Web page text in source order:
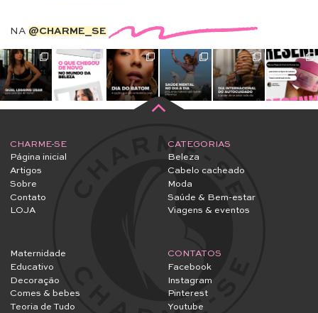
NA @CHARME_SE
CHARME-SE
Página inicial
Artigos
Sobre
Contato
LOJA
CATEGORIAS
Beleza
Cabelo cacheado
Moda
Saúde & Bem-estar
Viagens & eventos
Maternidade
Educativo
Decoração
Comes & bebes
Teoria de Tudo
CONTATOS
Facebook
Instagram
Pinterest
Youtube